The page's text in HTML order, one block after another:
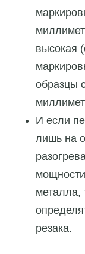
высокая
образцы
И если
лишь на
металла,
резака.